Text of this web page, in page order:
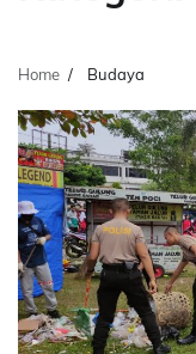
Home Budaya